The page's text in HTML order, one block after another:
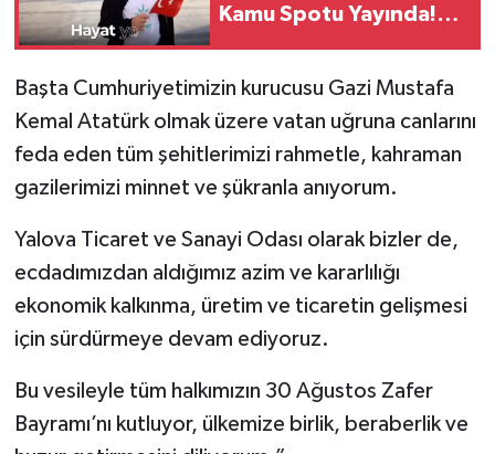
Kamu Spotu Yayında!
Başta Cumhuriyetimizin kurucusu Gazi Mustafa
Kemal Atatürk olmak üzere vatan uğruna canlarını
feda eden tüm şehitlerimizi rahmetle, kahraman
gazilerimizi minnet ve şükranla anıyorum.
Yalova Ticaret ve Sanayi Odası olarak bizler de,
ecdadımızdan aldığımız azim ve kararlılığı
ekonomik kalkınma, üretim ve ticaretin gelişmesi
için sürdürmeye devam ediyoruz.
Bu vesileyle tüm halkımızın 30 Ağustos Zafer
Bayramı’nı kutluyor, ülkemize birlik, beraberlik ve